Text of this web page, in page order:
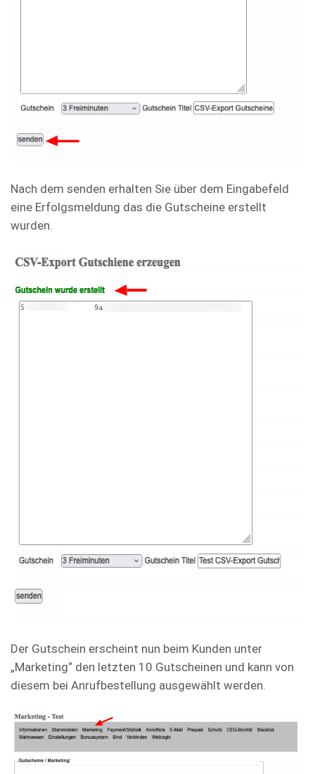
Nach dem senden erhalten Sie über dem Eingabefeld
eine Erfolgsmeldung das die Gutscheine erstellt
wurden.
Der Gutschein erscheint nun beim Kunden unter
„Marketing“ den letzten 10 Gutscheinen und kann von
diesem bei Anrufbestellung ausgewählt werden.